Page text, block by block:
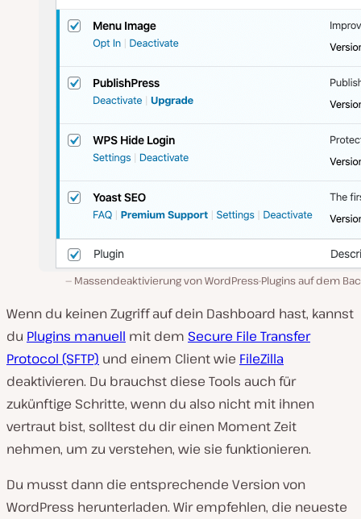
Massendeaktivierung von WordPress-Plugins auf dem
Wenn du keinen Zugriff auf dein Dashboard hast, kannst
du Plugins manuell mit dem Secure File Transfer
Protocol (SFTP) und einem Client wie FileZilla
deaktivieren. Du brauchst diese Tools auch für
zukünftige Schritte, wenn du also nicht mit ihnen
vertraut bist, solltest du dir einen Moment Zeit
nehmen, um zu verstehen, wie sie funktionieren.
Du musst dann die entsprechende Version von
WordPress herunterladen. Wir empfehlen, die neueste